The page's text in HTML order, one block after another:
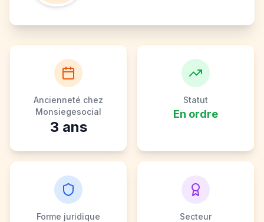
Ancienneté chez
Monsiegesocial
3 ans
Statut
En ordre
Forme juridique Secteur